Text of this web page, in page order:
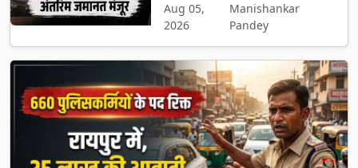
Aug 05,
2026
Manishankar
Pandey